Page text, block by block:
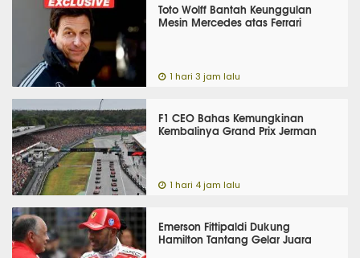
Toto Wolff Bantah Keunggulan
Mesin Mercedes atas Ferrari
1 hari 3 jam lalu
F1 CEO Bahas Kemungkinan
Kembalinya Grand Prix Jerman
1 hari 4 jam lalu
Emerson Fittipaldi Dukung
Hamilton Tantang Gelar Juara